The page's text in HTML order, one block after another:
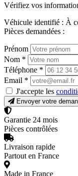
Vérifiez vos
Véhicule identifié : À
Pièces demandées :
Prénom
Nom *
Téléphone *
Email *
J'accepte les
Envoyer votre
Garantie 24 mois
Pièces contrôlées
Livraison rapide
Partout en France
Made in France